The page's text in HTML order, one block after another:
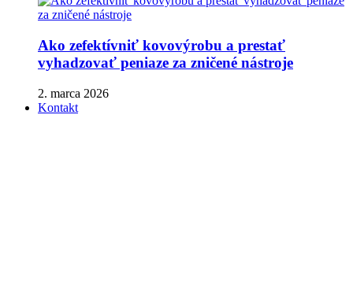
Ako zefektívniť kovovýrobu a prestať
vyhadzovať peniaze za zničené nástroje
2. marca 2026
Kontakt